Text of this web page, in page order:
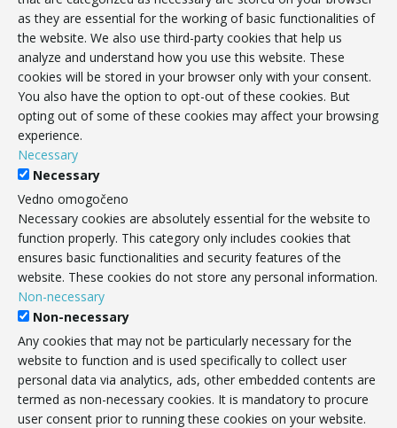
as they are essential for the working of basic functionalities of
the website. We also use third-party cookies that help us
analyze and understand how you use this website. These
cookies will be stored in your browser only with your consent.
You also have the option to opt-out of these cookies. But
opting out of some of these cookies may affect your browsing
experience.
Necessary
Necessary
Vedno omogočeno
Necessary cookies are absolutely essential for the website to
function properly. This category only includes cookies that
ensures basic functionalities and security features of the
website. These cookies do not store any personal information.
Non-necessary
Non-necessary
Any cookies that may not be particularly necessary for the
website to function and is used specifically to collect user
personal data via analytics, ads, other embedded contents are
termed as non-necessary cookies. It is mandatory to procure
user consent prior to running these cookies on your website.